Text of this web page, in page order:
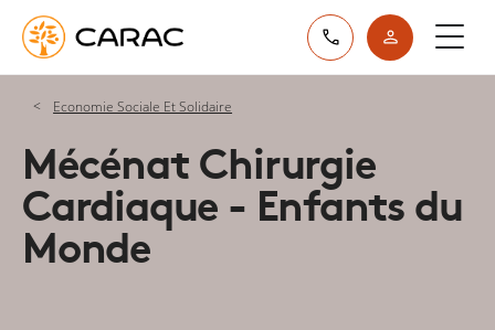
Economie Sociale Et Solidaire
Mécénat Chirurgie
Cardiaque - Enfants du
Monde
Paramétrer vos préférences sur les cookies